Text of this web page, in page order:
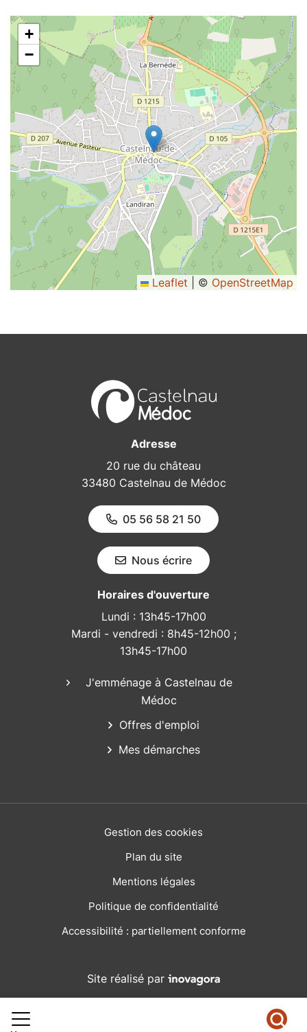
+
−
Leaflet © OpenStreetMap
Adresse
20 rue du château
33480 Castelnau de Médoc
05 56 58 21 50
Nous écrire
Horaires d'ouverture
Lundi : 13h45-17h00
Mardi - vendredi : 8h45-12h00 ;
13h45-17h00
J'emménage à Castelnau de
Médoc
Offres d'emploi
Mes démarches
Gestion des cookies
Plan du site
Mentions légales
Politique de confidentialité
Accessibilité : partiellement conforme
Site réalisé par Inovagora (ouverture